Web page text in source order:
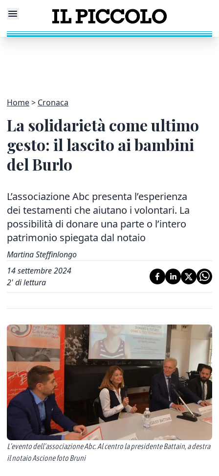
Home Cronaca
La solidarietà come ultimo
gesto: il lascito ai bambini
del Burlo
L’associazione Abc presenta l’esperienza
dei testamenti che aiutano i volontari. La
possibilità di donare una parte o l’intero
patrimonio spiegata dal notaio
Martina Steffinlongo
14 settembre 2024
2' di lettura
L’evento dell’associazione Abc. Al centro la presidente Battain, a destra
il notaio Ascione foto Bruni